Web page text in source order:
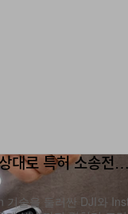
기술을 둘러싼 DJI와
제 변수까지 겹치며 크